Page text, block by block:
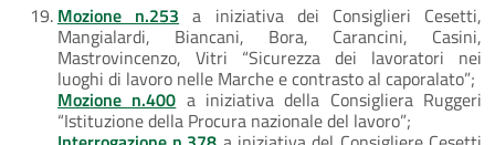
Mozione n.253 a iniziativa dei Consiglieri Cesetti,
Mangialardi, Biancani, Bora, Carancini, Casini,
Mastrovincenzo, Vitri “Sicurezza dei lavoratori nei
luoghi di lavoro nelle Marche e contrasto al caporalato”;
Mozione n.400 a iniziativa della Consigliera Ruggeri
“Istituzione della Procura nazionale del lavoro”;